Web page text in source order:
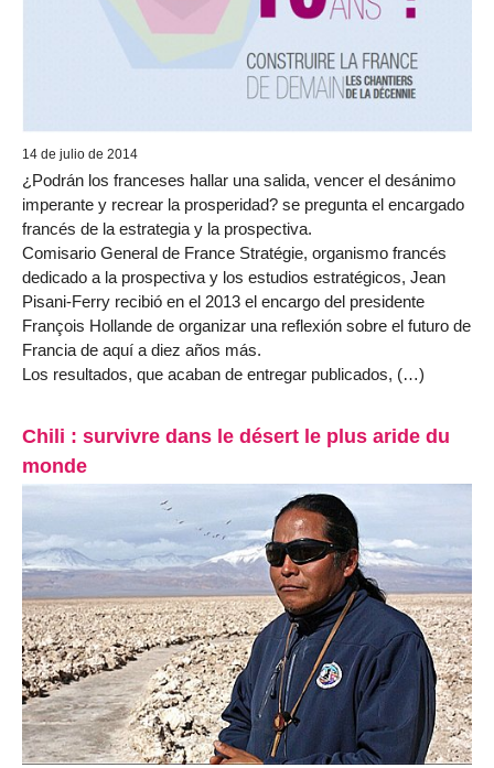
14 de julio de 2014
¿Podrán los franceses hallar una salida, vencer el desánimo
imperante y recrear la prosperidad? se pregunta el encargado
francés de la estrategia y la prospectiva.
Comisario General de France Stratégie, organismo francés
dedicado a la prospectiva y los estudios estratégicos, Jean
Pisani-Ferry recibió en el 2013 el encargo del presidente
François Hollande de organizar una reflexión sobre el futuro de
Francia de aquí a diez años más.
Los resultados, que acaban de entregar publicados, (…)
Chili : survivre dans le désert le plus aride du
monde